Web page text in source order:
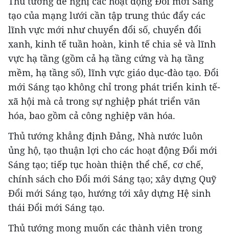
tạo của mạng lưới cần tập trung thúc đẩy các
lĩnh vực mới như chuyển đổi số, chuyển đổi
xanh, kinh tế tuần hoàn, kinh tế chia sẻ và lĩnh
vực hạ tầng (gồm cả hạ tầng cứng và hạ tầng
mềm, hạ tầng số), lĩnh vực giáo dục-đào tạo. Đổi
mới Sáng tạo không chỉ trong phát triển kinh tế-
xã hội mà cả trong sự nghiệp phát triển văn
hóa, bao gồm cả công nghiệp văn hóa.
Thủ tướng khẳng định Đảng, Nhà nước luôn
ủng hộ, tạo thuận lợi cho các hoạt động Đổi mới
Sáng tạo; tiếp tục hoàn thiện thể chế, cơ chế,
chính sách cho Đổi mới Sáng tạo; xây dựng Quỹ
Đổi mới Sáng tạo, hướng tới xây dựng Hệ sinh
thái Đổi mới Sáng tạo.
Thủ tướng mong muốn các thành viên trong